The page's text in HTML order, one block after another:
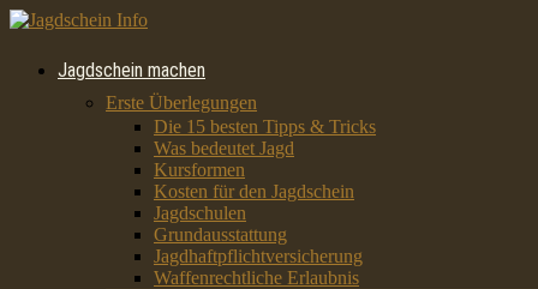
Jagdschein machen
Erste Überlegungen
Die 15 besten Tipps & Tricks
Was bedeutet Jagd
Kursformen
Kosten für den Jagdschein
Jagdschulen
Grundausstattung
Jagdhaftpflichtversicherung
Waffenrechtliche Erlaubnis